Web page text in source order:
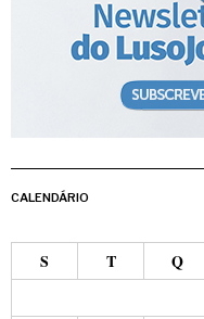
CALENDÁRIO
S T Q